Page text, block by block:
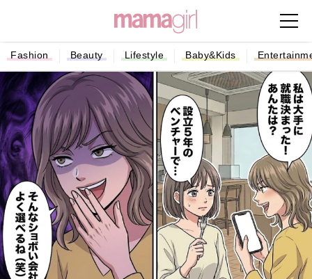
Fashion Beauty Lifestyle Baby&Kids